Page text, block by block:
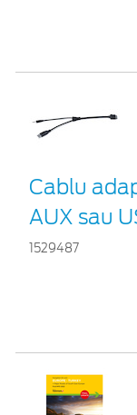
Cablu
AUX sau
1529487